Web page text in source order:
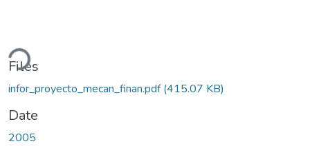
Files
infor_proyecto_mecan_finan.pdf(415.07 KB)
Date
2005